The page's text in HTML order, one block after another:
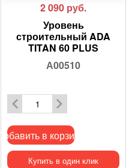
2 090 руб.
Уровень
строительный ADA
TITAN 60 PLUS
А00510
Добавить в корзину
Купить в один клик